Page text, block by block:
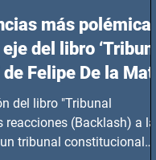
más polémicas
del libro
Felipe De la Mata
del libro "Tribunal
(Backlash) a las
tribunal constitucional